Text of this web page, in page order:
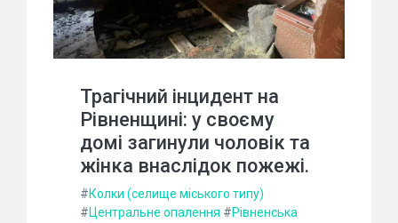
Трагічний інцидент на
Рівненщині: у своєму
домі загинули чоловік та
жінка внаслідок пожежі.
#Колки (селище міського типу)
#Центральне опалення #Рівненська